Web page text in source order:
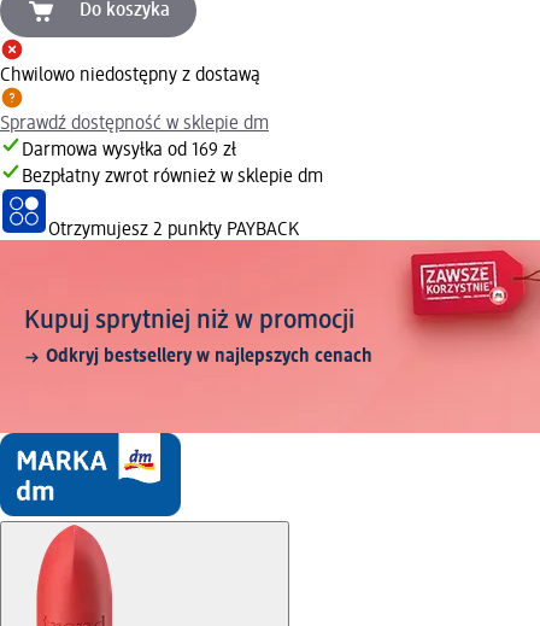
Do koszyka
Chwilowo niedostępny z dostawą
Sprawdź dostępność w sklepie dm
Darmowa wysyłka od 169 zł
Bezpłatny zwrot również w sklepie dm
Otrzymujesz 2 punkty PAYBACK
Kupuj sprytniej niż w promocji
Odkryj bestsellery w najlepszych cenach